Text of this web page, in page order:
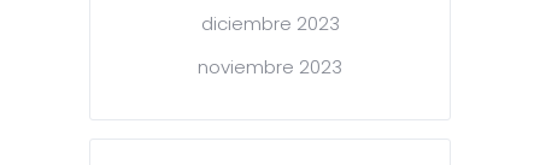
diciembre 2023
noviembre 2023